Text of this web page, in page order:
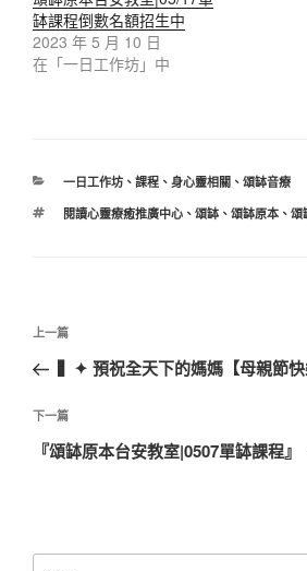
缽課程倒數名額招生中
2023 年 5 月 10 日
在「一日工作坊」中
分
一日工作坊、 課程、 身心靈相關 、 頌缽音療
標
閱讀心靈療癒推廣中心、 頌缽、 頌缽原本、 頌
文
導
覽
上
一
文
章
上一篇
▍✦ 預祝全天下的媽媽【母親節快
下
一
下一篇
『頌缽原本台安教室|0507單缽課程』